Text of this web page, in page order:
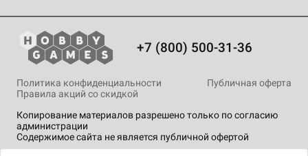
+7 (800) 500-31-36
Копирование материалов разрешено только по согласию
администрации
Содержимое сайта не является публичной офертой
Политика конфиденциальности
Публичная оферта
Правила акций со скидкой